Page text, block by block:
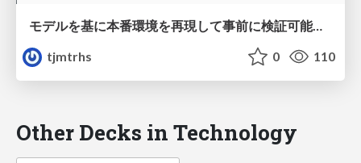
モデルを基に本番環境を再現して事前に検証可能にする運用サイクル
tjmtrhs
0 110
Other Decks in Technology